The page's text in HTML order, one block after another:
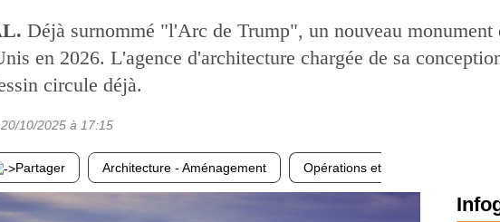
Déjà surnommé "l'Arc de Trump", un nouveau
en 2026. L'agence d'architecture chargée de sa
circule déjà.
20/10/2025 à 17:15
Partager Architecture - Aménagement
Opérations et